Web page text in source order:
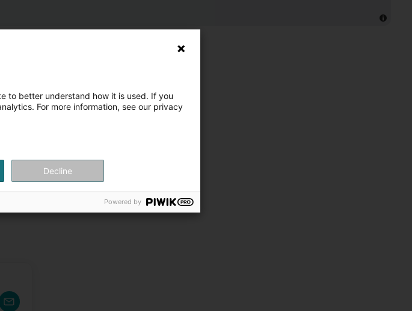
to better understand how it is used. If you
For more information, see our privacy
Decline
Powered by